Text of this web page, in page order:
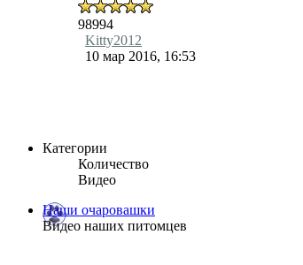
98994
Kitty2012
10 мар 2016, 16:53
Категории
Количество
Видео
Наши очаровашки
Видео наших питомцев